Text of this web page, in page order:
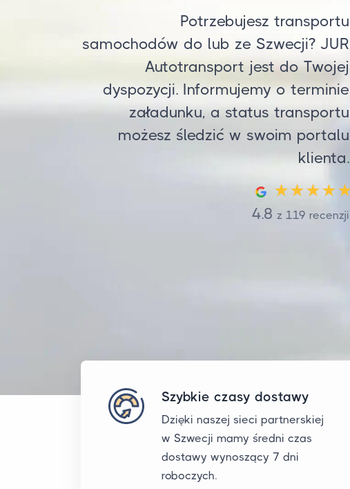
Potrzebujesz transportu
samochodów do lub ze Szwecji? JUR
Autotransport jest do Twojej
dyspozycji. Informujemy o terminie
załadunku, a status transportu
możesz śledzić w swoim portalu
klienta.
4.8 z119 recenzji
Szybkie czasy dostawy
Dzięki naszej sieci partnerskiej
w Szwecji mamy średni czas
dostawy wynoszący 7 dni
roboczych.